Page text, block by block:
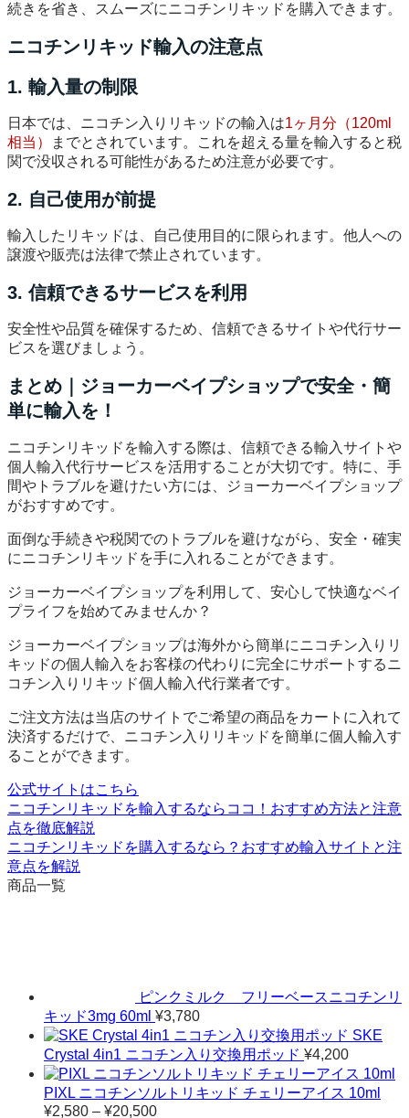
続きを省き、スムーズにニコチンリキッドを購入できます。
ニコチンリキッド輸入の注意点
1. 輸入量の制限
日本では、ニコチン入りリキッドの輸入は1ヶ月分（120ml
相当）
までとされています。これを超える量を輸入すると税
関で没収される可能性があるため注意が必要です。
2. 自己使用が前提
輸入したリキッドは、自己使用目的に限られます。他人への
譲渡や販売は法律で禁止されています。
3. 信頼できるサービスを利用
安全性や品質を確保するため、信頼できるサイトや代行サー
ビスを選びましょう。
まとめ｜ジョーカーベイプショップで安全・簡
単に輸入を！
ニコチンリキッドを輸入する際は、信頼できる輸入サイトや
個人輸入代行サービスを活用することが大切です。特に、手
間やトラブルを避けたい方には、ジョーカーベイプショップ
がおすすめです。
面倒な手続きや税関でのトラブルを避けながら、安全・確実
にニコチンリキッドを手に入れることができます。
ジョーカーベイプショップを利用して、安心して快適なベイ
プライフを始めてみませんか？
ジョーカーベイプショップは海外から簡単にニコチン入りリ
キッドの個人輸入をお客様の代わりに完全にサポートするニ
コチン入りリキッド個人輸入代行業者です。
ご注文方法は当店のサイトでご希望の商品をカートに入れて
決済するだけで、ニコチン入りリキッドを簡単に個人輸入す
ることができます。
公式サイトはこちら
ニコチンリキッドを輸入するならココ！おすすめ方法と注意
点を徹底解説
ニコチンリキッドを購入するなら？おすすめ輸入サイトと注
意点を解説
商品一覧
ピンクミルク フリーベースニコチンリ
キッド3mg 60ml ¥3,780
SKE
Crystal 4in1 ニコチン入り交換用ポッド ¥4,200
PIXL ニコチンソルトリキッド チェリーアイス 10ml
¥2,580 – ¥20,500価